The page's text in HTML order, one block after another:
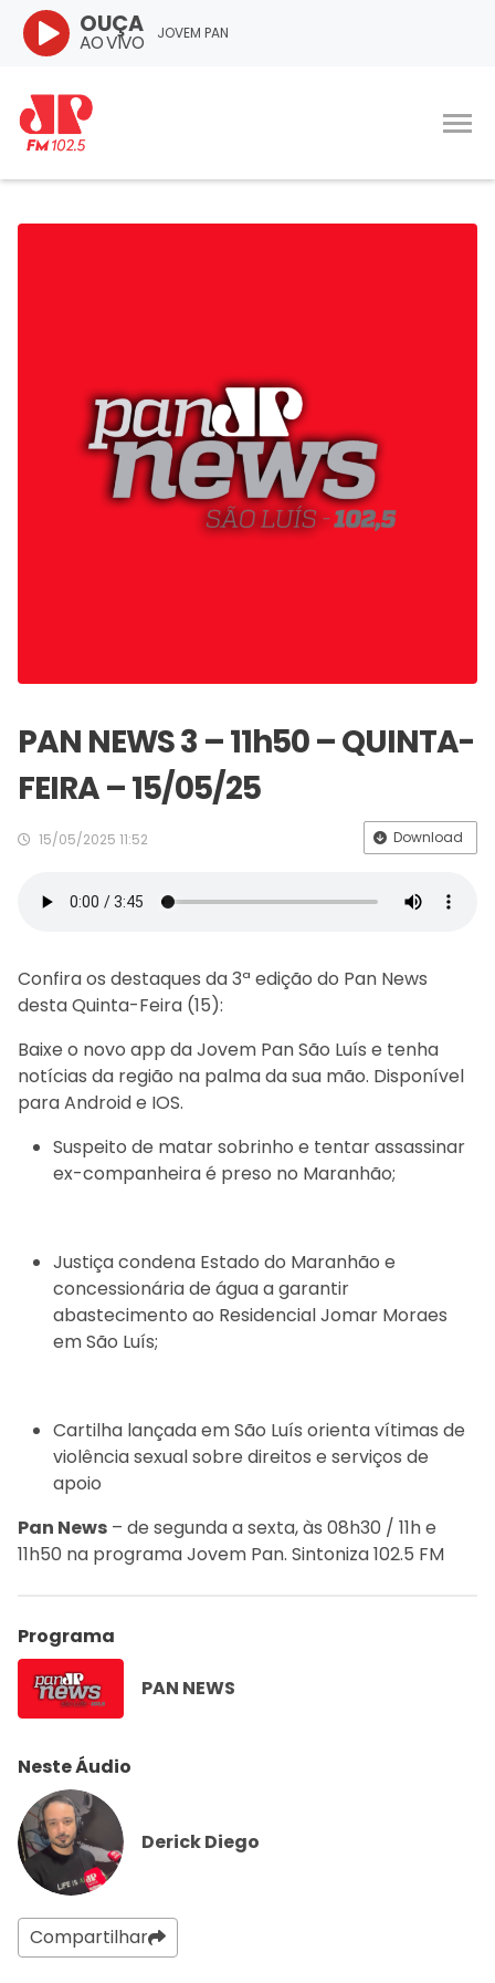
JOVEM PAN
OUÇA
AO VIVO
PAN NEWS 3 – 11h50 – QUINTA-
FEIRA – 15/05/25
15/05/2025 11:52 Download
Confira os destaques da 3ª edição do Pan News
desta Quinta-Feira (15):
Baixe o novo app da Jovem Pan São Luís e tenha
notícias da região na palma da sua mão. Disponível
para Android e IOS.
Suspeito de matar sobrinho e tentar assassinar
ex-companheira é preso no Maranhão;
Justiça condena Estado do Maranhão e
concessionária de água a garantir
abastecimento ao Residencial Jomar Moraes
em São Luís;
Cartilha lançada em São Luís orienta vítimas de
violência sexual sobre direitos e serviços de
apoio
Pan News – de segunda a sexta, às 08h30 / 11h e
11h50 na programa Jovem Pan. Sintoniza 102.5 FM
Programa
PAN NEWS
Neste Áudio
Derick Diego
Compartilhar